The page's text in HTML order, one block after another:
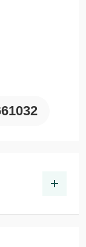
感器Disoric德森
传感器